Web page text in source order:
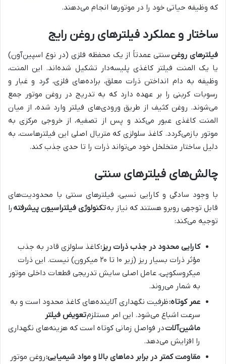
که وظیفه حیاتی خود را در موتورها انجام می‌دهند.
ساختار و عملکرد فیلترهای روغن رایج
فیلترهای روغنسنتی عمدتاً از یک محفظه فلزی (در نوع اسپین‌آون)
یا یک المنت فیلتر کاغذی پلیسه‌دار تشکیل شده‌اند. این المنت،
وظیفه به دام انداختن ذرات معلق، براده‌های فلزی، گرد و غبار و
رسوبات کربنی را بر عهده دارد که به تدریج در روغن موتور جمع
می‌شوند. روغن کثیف از طریق ورودی‌های فیلتر وارد شده، از میان
المنت کاغذی عبور می‌کند و پس از تصفیه، از خروجی مرکزی به
موتور بازمی‌گردد. کاغذ سلولزی که متریال اصلی این فیلترهاست، به
دلیل ساختار متخلخل خود می‌تواند ذرات را تا حدی جذب کند.
چالش‌های فیلترهای سنتی
با وجود سادگی و کارایی نسبی، فیلترهای سنتی با محدودیت‌های
قابل توجهی روبرو هستند که نیاز بهتکنولوژی فیلتراسیون پیشرفته را
توجیه می‌کند:
کارایی محدود در جذب ذرات ریز:کاغذ سلولزی قادر به جذب
مؤثر ذرات بسیار ریز (زیر ۱۰ تا ۲۰ میکرون) نیست. این ذرات
میکروسکوپی، عامل اصلی سایش تدریجی قطعات داخلی موتور
به شمار می‌روند.
عمر کوتاه:ظرفیت نگهداری آلاینده‌های کاغذ محدود است و به
سرعت اشباع می‌شود. این امر مستلزمتعویض فیلتر
ماشین‌آلاتدر فواصل زمانی کوتاه است که هزینه‌های نگهداری
را افزایش می‌دهد.
مقاومت کمتر در برابر دماهای بالا و مواد شیمیایی:روغن موتور